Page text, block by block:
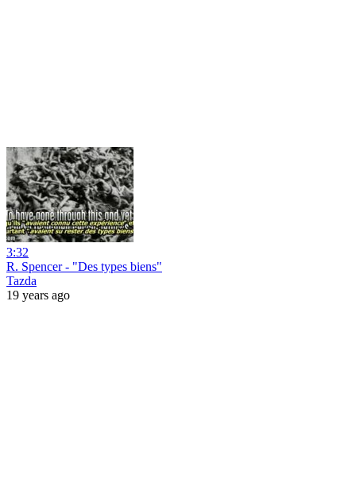
3:32
R. Spencer - "Des types biens"
Tazda
19 years ago